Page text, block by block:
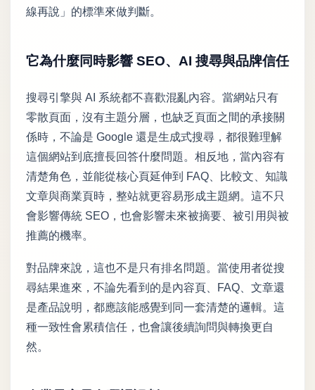
線再說」的標準來做判斷。
它為什麼同時影響 SEO、AI 搜尋與品牌信任
搜尋引擎與 AI 系統都不喜歡混亂內容。當網站只有
零散頁面，沒有主題分層，也缺乏頁面之間的承接關
係時，不論是 Google 還是生成式搜尋，都很難理解
這個網站到底擅長回答什麼問題。相反地，當內容有
清楚角色，並能從核心頁延伸到 FAQ、比較文、知識
文章與商業頁時，整站就更容易形成主題網。這不只
會影響傳統 SEO，也會影響未來被摘要、被引用與被
推薦的機率。
對品牌來說，這也不是只有排名問題。當使用者從搜
尋結果進來，不論先看到的是內容頁、FAQ、文章還
是產品說明，都應該能感覺到同一套清楚的邏輯。這
種一致性會累積信任，也會讓後續詢問與轉換更自
然。